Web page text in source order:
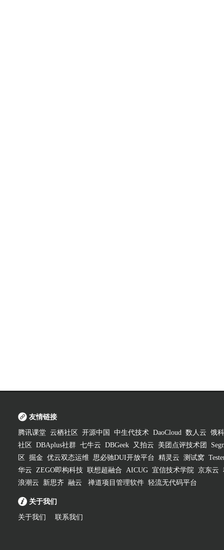
友情链接
腾讯课堂 云栖社区 开源中国 中生代技术 DaoCloud 数人云 饿
社区
DBAplus社群 七牛云 DBGeek 又拍云 美团点评技术团
区
掘金 优云双态运维 思必驰DUI开放平台 精灵云 测试窝
华云 ZEGO即构科技 联想超融合 AICUG 宜信技术学院 京东云
浪潮云
新思齐 融云 禅道项目管理软件 轻流无代码平台
关于我们
关于我们 联系我们